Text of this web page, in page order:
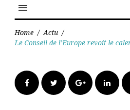
menu
Home / Actu /
Le Conseil de l’Europe revoit le
FacebookTwitter Google+